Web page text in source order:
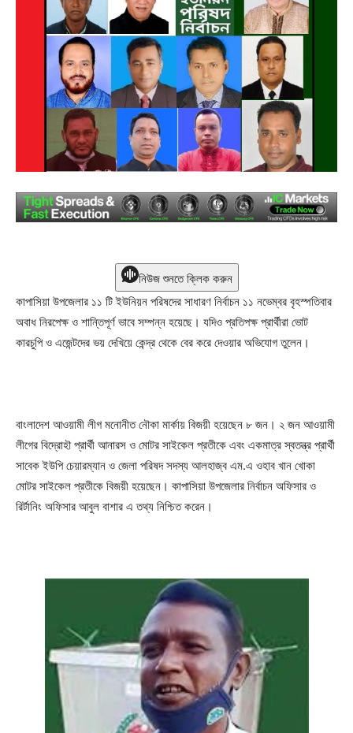
নিউজ শুনতে ক্লিক করুন
কাপাসিয়া উপজেলার ১১ টি ইউনিয়ন পরিষদের সাধারণ নির্বাচন ১১ নভেম্বর বৃহস্পতিবার
অবাধ নিরপেক্ষ ও শান্তিপূর্ণ ভাবে সম্পন্ন হয়েছে। যদিও প্রতিপক্ষ প্রার্থীরা ভোট
কারচুপি ও এজেন্টদের ভয় দেখিয়ে কেন্দ্র থেকে বের করে দেওয়ার অভিযোগ তুলেন।
বাংলাদেশ আওয়ামী লীগ মনোনীত নৌকা মার্কায় বিজয়ী হয়েছেন ৮ জন। ২ জন আওয়ামী
লীগের বিদ্রোহৗ প্রার্থী আনারস ও মোটর সাইকেল প্রতীকে এবং একমাত্র স্বতন্ত্র প্রার্থী
সাবেক ইউপি চেয়ারম্যান ও জেলা পরিষদ সদস্য আলহাজ্ব এম.এ ওহাব খান খোকা
মোটর সাইকেল প্রতীকে বিজয়ী হয়েছেন। কাপাসিয়া উপজেলার নির্বাচন অফিসার ও
রির্টানিং অফিসার আবুল বাশার এ তথ্য নিশ্চিত করেন।